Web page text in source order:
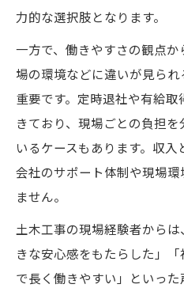
収入向上を狙う土
土木工事で資格取
響
ポジティブ労働を
び
土木工事なら収入と生
土木工事の働き方
土木工事職が語る
力的な選択肢となります。
一方で、働きやすさの観点
場の環境などに違いが見ら
重要です。定時退社や有給
きており、現場ごとの負担
いるケースもあります。収入
会社のサポート体制や現場
ません。
土木工事の現場経験者から
きな安心感をもたらした」
で長く働きやすい」といっ